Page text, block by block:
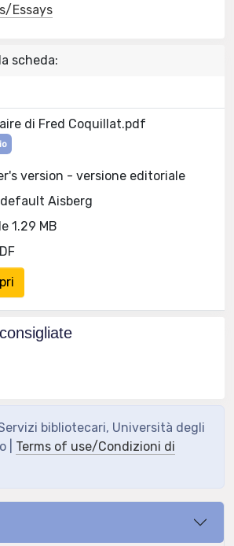
Essays
scheda:
di Fred Coquillat.pdf
version - versione editoriale
Aisberg
1.29 MB
bibliotecari, Università degli
| Terms of use/Condizioni di